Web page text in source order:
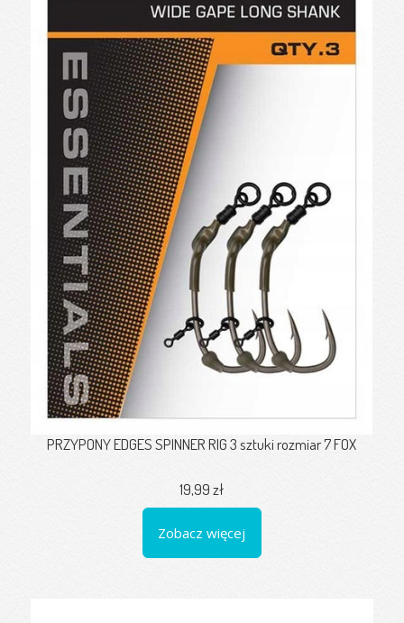
PRZYPONY EDGES SPINNER RIG 3 sztuki rozmiar 7 FOX
19,99 zł
Zobacz więcej